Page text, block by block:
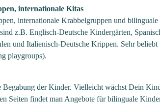
internationale Kitas
internationale Krabbelgruppen und bilinguale
z.B. Englisch-Deutsche Kindergärten,
und Italienisch-Deutsche Krippen. Sehr beliebt
playgroups).
Begabung der Kinder. Vielleicht wächst Dein
Seiten findet man Angebote für bilinguale